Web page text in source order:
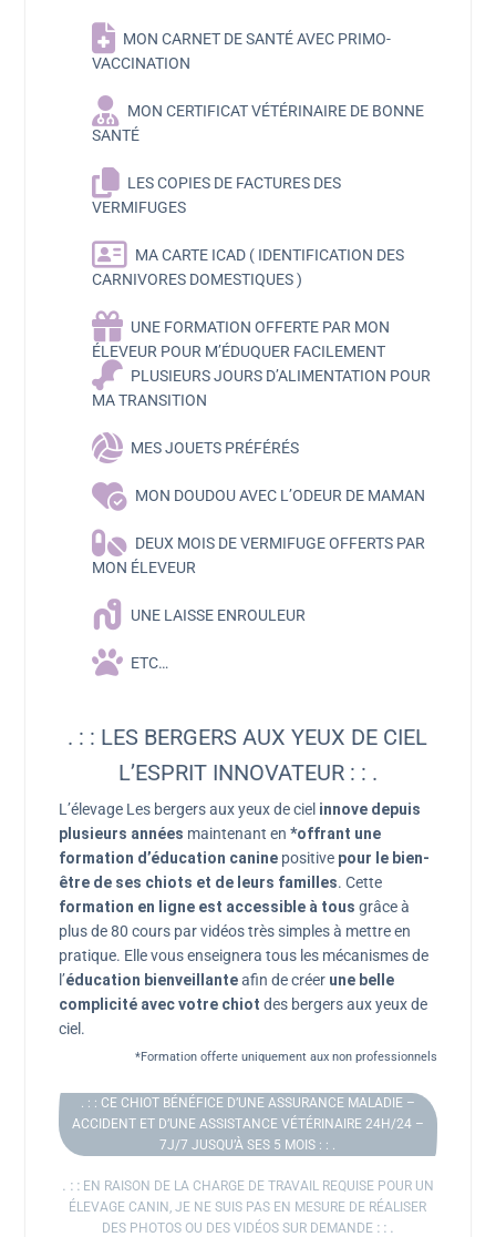
MON CARNET DE SANTÉ AVEC PRIMO-
VACCINATION
MON CERTIFICAT VÉTÉRINAIRE DE BONNE
SANTÉ
LES COPIES DE FACTURES DES
VERMIFUGES
MA CARTE ICAD ( IDENTIFICATION DES
CARNIVORES DOMESTIQUES )
UNE FORMATION OFFERTE PAR MON
ÉLEVEUR POUR M’ÉDUQUER FACILEMENT
PLUSIEURS JOURS D’ALIMENTATION POUR
MA TRANSITION
MES JOUETS PRÉFÉRÉS
MON DOUDOU AVEC L’ODEUR DE MAMAN
DEUX MOIS DE VERMIFUGE OFFERTS PAR
MON ÉLEVEUR
UNE LAISSE ENROULEUR
ETC…
. : : LES BERGERS AUX YEUX DE CIEL
L’ESPRIT INNOVATEUR : : .
L’élevage Les bergers aux yeux de ciel innove depuis
plusieurs années maintenant en *offrant une
formation d’éducation caninepositive pour le bien-
être de ses chiots et de leurs familles. Cette
formation en ligne est accessible à tous grâce à
plus de 80 cours par vidéos très simples à mettre en
pratique. Elle vous enseignera tous les mécanismes de
l’éducation bienveillanteafin de créer une belle
complicité avec votre chiot des bergers aux yeux de
ciel.
*Formation offerte uniquement aux non professionnels
. : : CE CHIOT BÉNÉFICE D’UNE ASSURANCE MALADIE –
ACCIDENT ET D’UNE ASSISTANCE VÉTÉRINAIRE 24H/24 –
7J/7 JUSQU’À SES 5 MOIS : : .
. : : EN RAISON DE LA CHARGE DE TRAVAIL REQUISE POUR UN
ÉLEVAGE CANIN, JE NE SUIS PAS EN MESURE DE RÉALISER
DES PHOTOS OU DES VIDÉOS SUR DEMANDE : : .